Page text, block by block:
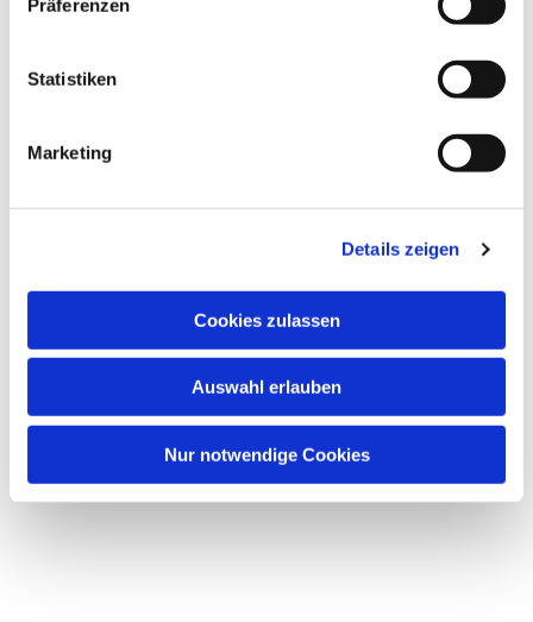
Präferenzen
Statistiken
Marketing
Details zeigen
Cookies zulassen
Auswahl erlauben
Nur notwendige Cookies
interessieren